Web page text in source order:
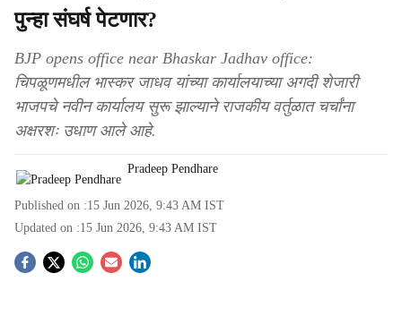
पुन्हा संघर्ष पेटणार?
BJP opens office near Bhaskar Jadhav office:
चिपळूणमधील भास्कर जाधव यांच्या कार्यालयाच्या अगदी शेजारी
भाजपचे नवीन कार्यालय सुरू झाल्याने राजकीय वर्तुळात चर्चांना
अक्षरशः उधाण आले आहे.
Pradeep Pendhare
Published on :15 Jun 2026, 9:43 AM IST
Updated on :15 Jun 2026, 9:43 AM IST
S